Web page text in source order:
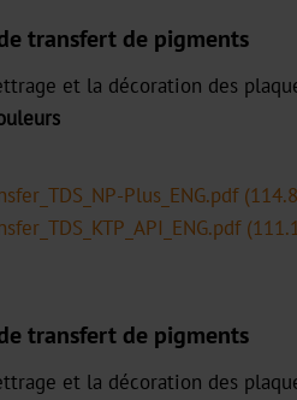
transfert de pigments
et la décoration des
Plus_ENG.pdf
transfert de pigments
et la décoration des